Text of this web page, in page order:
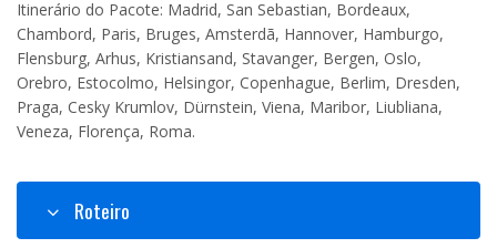
Itinerário do Pacote: Madrid, San Sebastian, Bordeaux,
Chambord, Paris, Bruges, Amsterdã, Hannover, Hamburgo,
Flensburg, Arhus, Kristiansand, Stavanger, Bergen, Oslo,
Orebro, Estocolmo, Helsingor, Copenhague, Berlim, Dresden,
Praga, Cesky Krumlov, Dürnstein, Viena, Maribor, Liubliana,
Veneza, Florença, Roma.
Roteiro